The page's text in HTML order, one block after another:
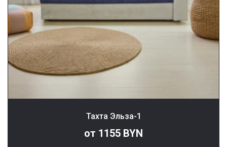
Тахта Эльза-1
от 1155 BYN